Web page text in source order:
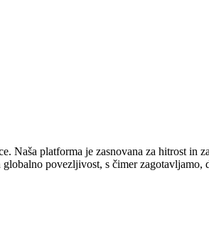
Naša platforma je zasnovana za hitrost in
povezljivost, s čimer zagotavljamo,